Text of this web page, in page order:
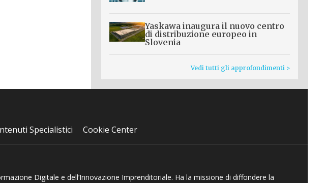
Yaskawa inaugura il nuovo centro
di distribuzione europeo in
Slovenia
Vedi tutti gli approfondimenti >
Specialistici Cookie Center
Digitale e dell’Innovazione Imprenditoriale. Ha la missione di diffondere la